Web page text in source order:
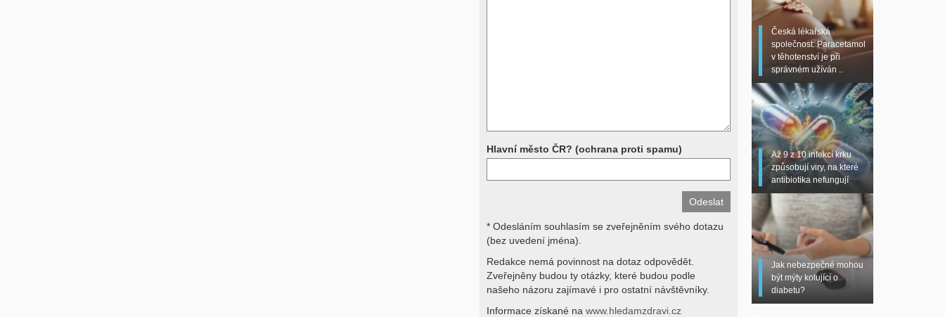
Děkujeme za pochopení
Hlavní město ČR? (ochrana proti spamu)
* Odesláním souhlasím se zveřejněním svého dotazu
(bez uvedení jména).
Redakce nemá povinnost na dotaz odpovědět.
Zveřejněny budou ty otázky, které budou podle
našeho názoru zajímavé i pro ostatní návštěvníky.
Informace získané na www.hledamzdravi.cz
Česká lékařská
společnost: Paracetamol
v těhotenství je při
správném užíván ..
Až 9 z 10 infekcí krku
způsobují viry, na které
antibiotika nefungují
Jak nebezpečné mohou
být mýty kolující o
diabetu?